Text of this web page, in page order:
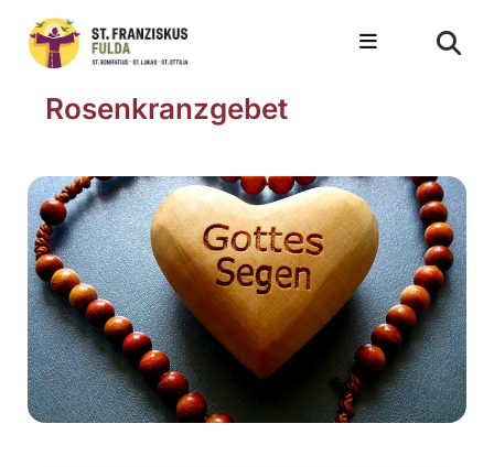
Rosenkranzgebet